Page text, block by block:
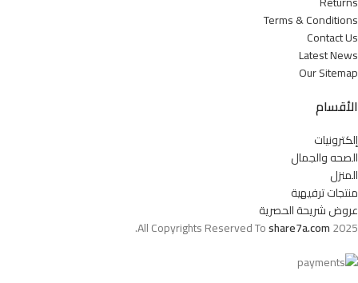
Terms & Conditions
Contact Us
Latest News
Our Sitemap
الأقسام
إلكترونيات
الصحه والجمال
المنزل
منتجات ترفيهية
عروض شريحة الحصرية
All Copyrights Reserved Toshare7a.com2025.